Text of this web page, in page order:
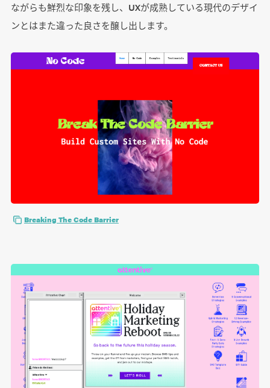
ながらも鮮烈な印象を残し、UXが成熟している現代のデザイ
ンとはまた違った良さを醸し出します。
Breaking The Code Barrier